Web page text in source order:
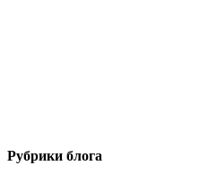
Рубрики блога